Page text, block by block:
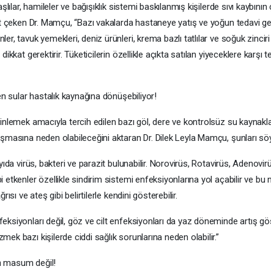
hamileler ve bağışıklık sistemi baskılanmış kişilerde sıvı kaybının
Dr. Mamçu, “Bazı vakalarda hastaneye yatış ve yoğun tedavi
tavuk yemekleri, deniz ürünleri, krema bazlı tatlılar ve soğuk
gerektirir. Tüketicilerin özellikle açıkta satılan yiyeceklere karşı
sular hastalık kaynağına dönüşebiliyor!
amacıyla tercih edilen bazı göl, dere ve kontrolsüz su
neden olabileceğini aktaran Dr. Dilek Leyla Mamçu, şunları
virüs, bakteri ve parazit bulunabilir. Norovirüs, Rotavirüs,
etkenler özellikle sindirim sistemi enfeksiyonlarına yol açabilir ve bu
ve ateş gibi belirtilerle kendini gösterebilir.
değil, göz ve cilt enfeksiyonları da yaz döneminde artış
bazı kişilerde ciddi sağlık sorunlarına neden olabilir.”
masum değil!